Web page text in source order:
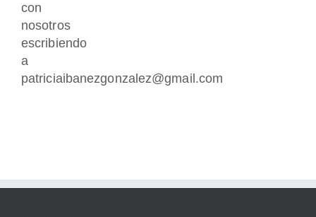
con
nosotros
escribiendo
a
patriciaibanezgonzalez@gmail.com